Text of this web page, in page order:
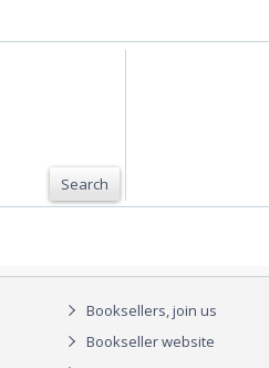
Search
Booksellers, join us
Bookseller website